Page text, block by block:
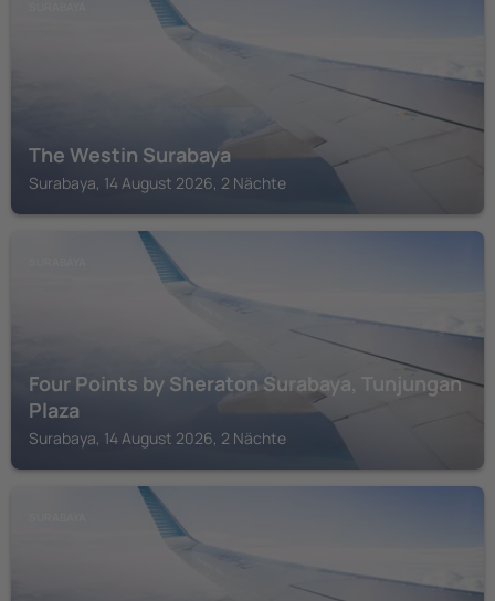
The Westin Surabaya
Surabaya, 14 August 2026, 2 Nächte
Four Points by Sheraton Surabaya, Tunjungan
Plaza
Surabaya, 14 August 2026, 2 Nächte